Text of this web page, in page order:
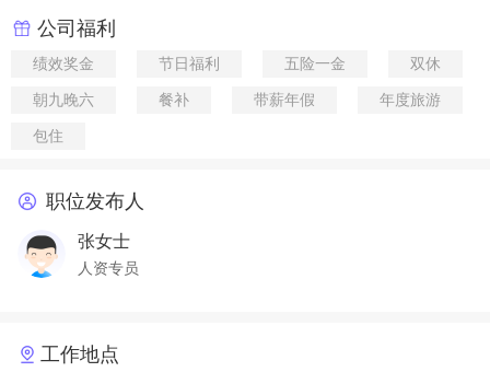
公司福利
绩效奖金 节日福利 五险一金 双休
朝九晚六 餐补 带薪年假 年度旅游
包住
职位发布人
张女士
人资专员
工作地点